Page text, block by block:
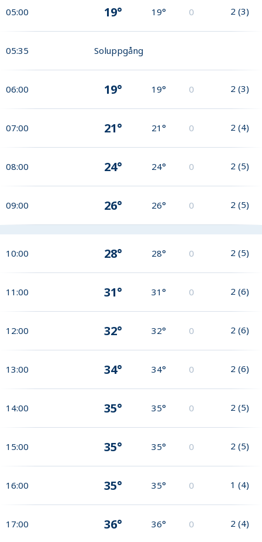
05:00 19° 19° 0 2 (3)
05:35 Soluppgång
06:00 19° 19° 0 2 (3)
07:00 21° 21° 0 2 (4)
08:00 24° 24° 0 2 (5)
09:00 26° 26° 0 2 (5)
10:00 28° 28° 0 2 (5)
11:00 31° 31° 0 2 (6)
12:00 32° 32° 0 2 (6)
13:00 34° 34° 0 2 (6)
14:00 35° 35° 0 2 (5)
15:00 35° 35° 0 2 (5)
16:00 35° 35° 0 1 (4)
17:00 36° 36° 0 2 (4)